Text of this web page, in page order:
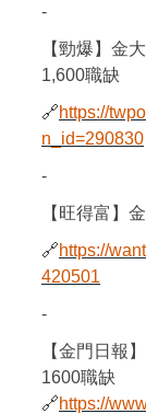
-
【勁爆】金
1,600職缺
🔗https://
n_id=290830
-
【旺得富】
🔗https://
420501
-
【金門日報
1600職缺
🔗https://